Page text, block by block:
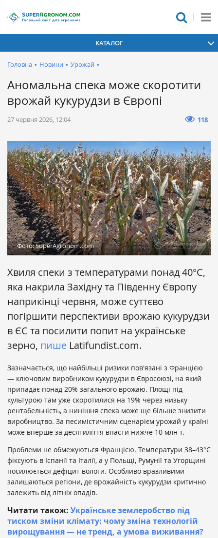
КАТАЛОГ
Головна • Новини • Урожай •
Аномальна спека може скоротити
врожай кукурудзи в Європі
27 червня 2026, 12:04 118
Фото: SuperAgronom.com
Хвиля спеки з температурами понад 40°C,
яка накрила Західну та Південну Європу
наприкінці червня, може суттєво
погіршити перспективи врожаю кукурудзи
в ЄС та посилити попит на українське
зерно, пише Latifundist.com.
Зазначається, що найбільші ризики пов'язані з Францією
— ключовим виробником кукурудзи в Євросоюзі, на який
припадає понад 20% загального врожаю. Площі під
культурою там уже скоротилися на 19% через низьку
рентабельність, а нинішня спека може ще більше знизити
виробництво. За песимістичним сценарієм урожай у країні
може вперше за десятиліття впасти нижче 10 млн т.
Проблеми не обмежуються Францією. Температури 38–43°C
фіксують в Іспанії та Італії, а у Польщі, Румунії та Угорщині
посилюється дефіцит вологи. Особливо вразливими
залишаються регіони, де врожайність кукурудзи критично
залежить від літніх опадів.
Читати також: Українське землеробство під
тиском зміни клімату: чому зміна технологій
вирощування — не тренд, а умова виживання?